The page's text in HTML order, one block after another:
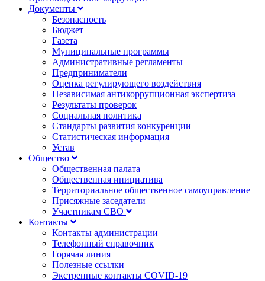
Документы
Безопасность
Бюджет
Газета
Муниципальные программы
Административные регламенты
Предприниматели
Оценка регулирующего воздействия
Независимая антикоррупционная экспертиза
Результаты проверок
Социальная политика
Стандарты развития конкуренции
Статистическая информация
Устав
Общество
Общественная палата
Общественная инициатива
Территориальное общественное самоуправление
Присяжные заседатели
Участникам СВО
Контакты
Контакты администрации
Телефонный справочник
Горячая линия
Полезные ссылки
Экстренные контакты COVID-19